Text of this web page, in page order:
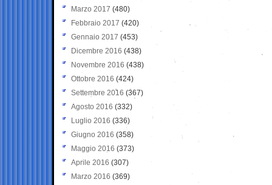
Marzo 2017 (480)
Febbraio 2017 (420)
Gennaio 2017 (453)
Dicembre 2016 (438)
Novembre 2016 (438)
Ottobre 2016 (424)
Settembre 2016 (367)
Agosto 2016 (332)
Luglio 2016 (336)
Giugno 2016 (358)
Maggio 2016 (373)
Aprile 2016 (307)
Marzo 2016 (369)